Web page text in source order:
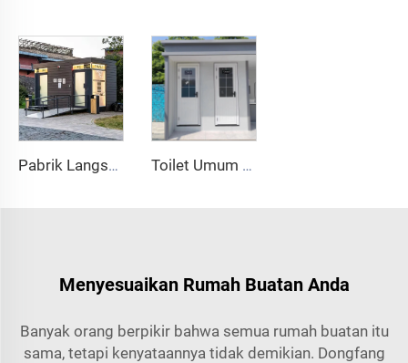
Pabrik Langsung Produsen Cina! Toilet Plastik Dudukan PE Rotomolded Tahan Lama Toilet Luar Ruangan Portabel Toilet Umum Luar Ruangan Portabel Kustom PE untuk Berkemah Harga Rumah Kontainer Toilet Bergerak
Menyesuaikan Rumah Buatan Anda
Banyak orang berpikir bahwa semua rumah buatan itu
sama, tetapi kenyataannya tidak demikian. Dongfang